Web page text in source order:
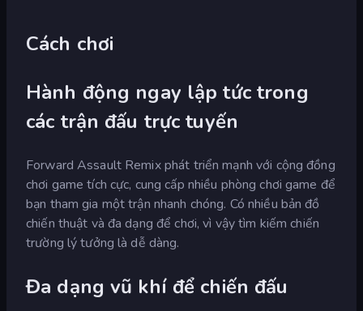
Cách chơi
Hành động ngay lập tức trong
các trận đấu trực tuyến
Forward Assault Remix phát triển mạnh với cộng đồng
chơi game tích cực, cung cấp nhiều phòng chơi game để
bạn tham gia một trận nhanh chóng. Có nhiều bản đồ
chiến thuật và đa dạng để chơi, vì vậy tìm kiếm chiến
trường lý tưởng là dễ dàng.
Đa dạng vũ khí để chiến đấu